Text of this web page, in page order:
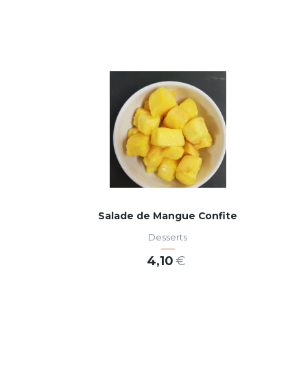
Salade de Mangue Confite
Desserts
4,10 €